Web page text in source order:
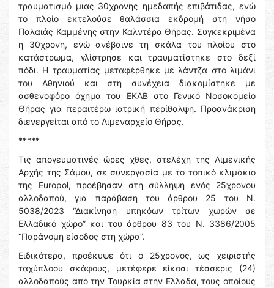
τραυματισμό μιας 30χρονης ημεδαπής επιβάτιδας, ενώ
το πλοίο εκτελούσε θαλάσσια εκδρομή στη νήσο
Παλαιάς Καμμένης στην Καλντέρα Θήρας. Συγκεκριμένα
η 30χρονη, ενώ ανέβαινε τη σκάλα του πλοίου στο
κατάστρωμα, γλίστρησε και τραυματίστηκε στο δεξί
πόδι. Η τραυματίας μεταφέρθηκε με λάντζα στο λιμάνι
του Αθηνιού και στη συνέχεια διακομίστηκε με
ασθενοφόρο όχημα του ΕΚΑΒ στο Γενικό Νοσοκομείο
Θήρας για περαιτέρω ιατρική περίθαλψη. Προανάκριση
διενεργείται από το Λιμεναρχείο Θήρας.
*****
Τις απογευματινές ώρες χθες, στελέχη της Λιμενικής
Αρχής της Σάμου, σε συνεργασία με το τοπικό κλιμάκιο
της Europol, προέβησαν στη σύλληψη ενός 25χρονου
αλλοδαπού, για παράβαση του άρθρου 25 του Ν.
5038/2023 “Διακίνηση υπηκόων τρίτων χωρών σε
Ελλαδικό χώρο” και του άρθρου 83 του Ν. 3386/2005
“Παράνομη είσοδος στη χώρα”.
Ειδικότερα, προέκυψε ότι ο 25χρονος, ως χειριστής
ταχύπλοου σκάφους, μετέφερε είκοσι τέσσερις (24)
αλλοδαπούς από την Τουρκία στην Ελλάδα, τους οποίους